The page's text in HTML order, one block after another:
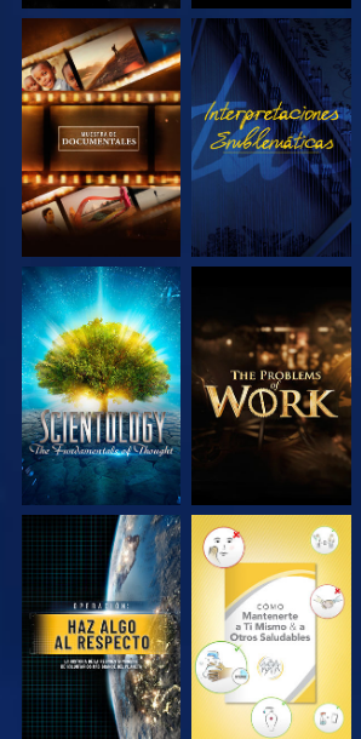
EXPLORA LAS
SERIES
VE
EXPLORA LAS
SERIES
EXPLORA LAS
SERIES
VE VE